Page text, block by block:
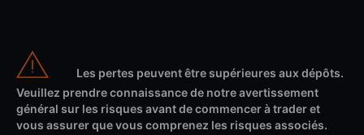
Les pertes peuvent être supérieures aux dépôts.
Veuillez prendre connaissance de notre avertissement
général sur les risques avant de commencer à trader et
vous assurer que vous comprenez les risques associés.